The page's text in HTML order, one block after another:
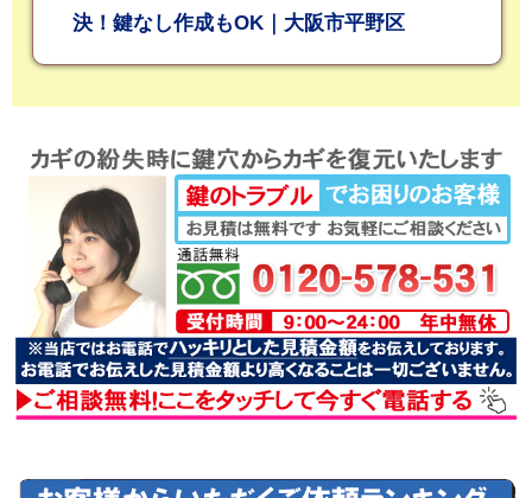
決！鍵なし作成もOK｜大阪市平野区